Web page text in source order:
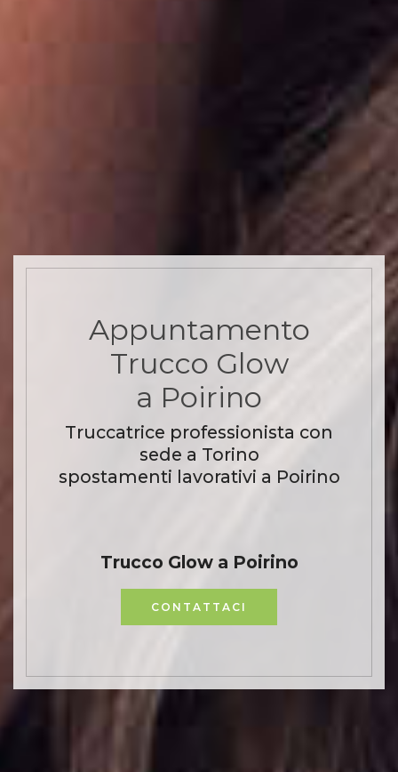
Appuntamento
Trucco Glow
a Poirino
Truccatrice professionista con
sede a Torino
spostamenti lavorativi a Poirino
Trucco Glow a Poirino
CONTATTACI